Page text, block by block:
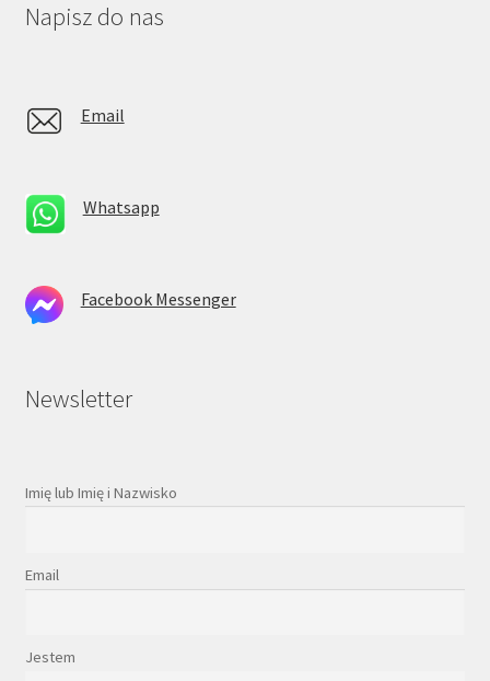
Napisz do nas
Email
Whatsapp
Facebook Messenger
Newsletter
Imię lub Imię i Nazwisko
Email
Jestem